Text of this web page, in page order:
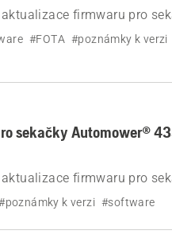
firmwaru pro
NERA.
#FOTA #poznámky k verzi
sekačky Automower®
firmwaru pro
EPOS®.k verzi #software